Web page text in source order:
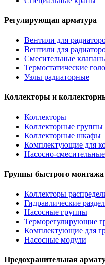
Регулирующая арматура
Вентили для
Вентили для
Смесительные
Термостатические
Узлы радиаторные
Коллекторы и
Коллекторы
Коллекторные группы
Коллекторные шкафы
Комплектующие для
Насосно-
Группы быстрого монтажа
Коллекторы
Гидравлические
Насосные группы
Терморегулирующие
Комплектующие для
Насосные модули
Предохранительная